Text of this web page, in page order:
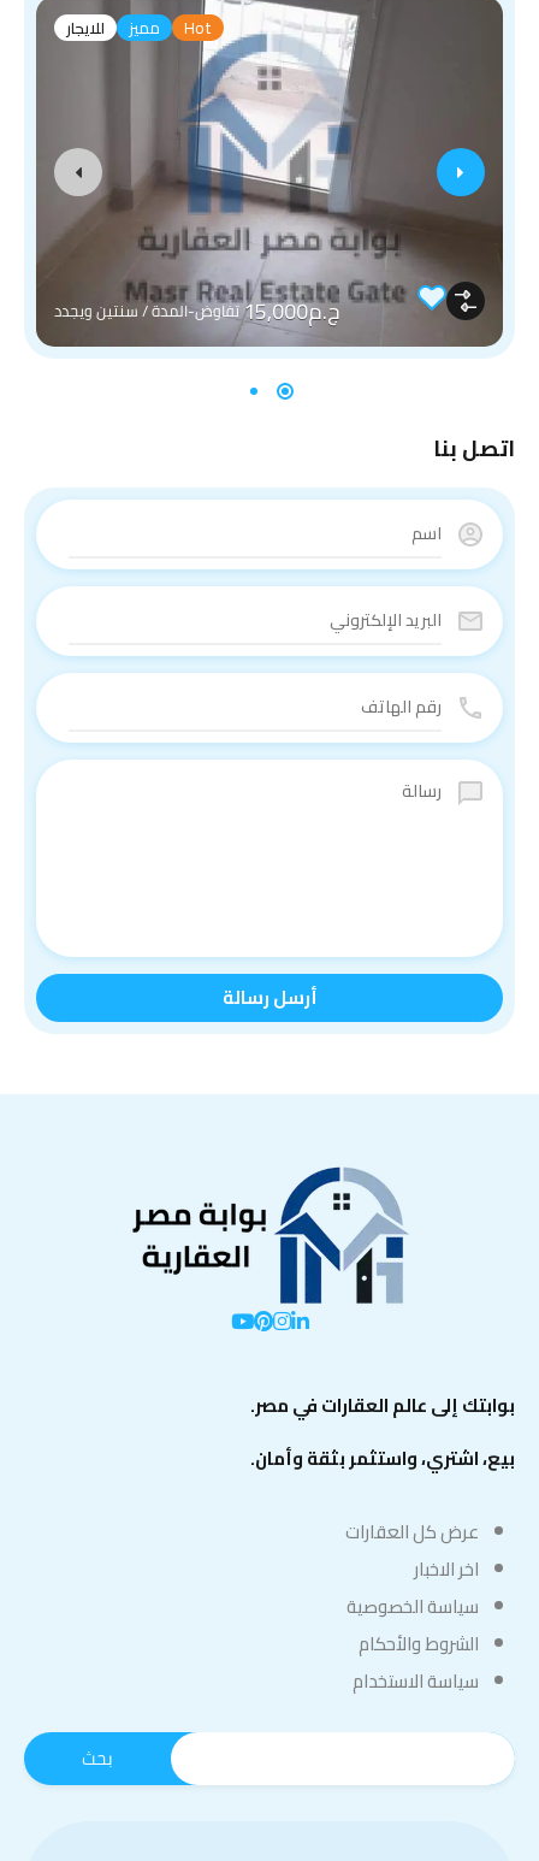
للايجار مميز Hot
ج.م15,000 تفاوض-المدة / سنتين ويجدد
اتصل بنا
بوابتك إلى عالم العقارات في مصر.
بيع، اشتري، واستثمر بثقة وأمان.
عرض كل العقارات
اخر الاخبار
سياسة الخصوصية
الشروط والأحكام
سياسة الاستخدام